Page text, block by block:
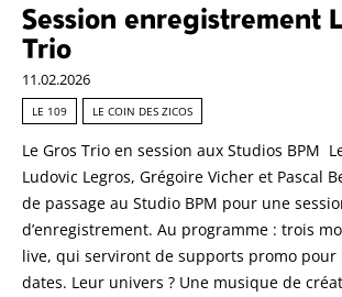
Session enregistrement
Trio
11.02.2026
LE 109 LE COIN DES ZICOS
Le Gros Trio en session aux Studios BPM
Ludovic Legros, Grégoire Vicher et Pascal
de passage au Studio BPM pour une
d’enregistrement. Au programme : trois
live, qui serviront de supports promo pour
dates. Leur univers ? Une musique de